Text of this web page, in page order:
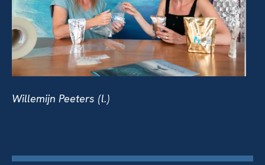
Willemijn Peeters (l.)